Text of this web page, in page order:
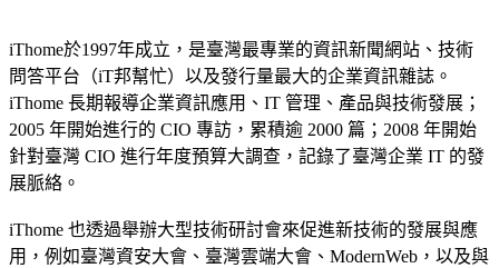
iThome於1997年成立，是臺灣最專業的資訊新聞網站、技術
問答平台（iT邦幫忙）以及發行量最大的企業資訊雜誌。
iThome 長期報導企業資訊應用、IT 管理、產品與技術發展；
2005 年開始進行的 CIO 專訪，累積逾 2000 篇；2008 年開始
針對臺灣 CIO 進行年度預算大調查，記錄了臺灣企業 IT 的發
展脈絡。
iThome 也透過舉辦大型技術研討會來促進新技術的發展與應
用，例如臺灣資安大會、臺灣雲端大會、ModernWeb，以及與